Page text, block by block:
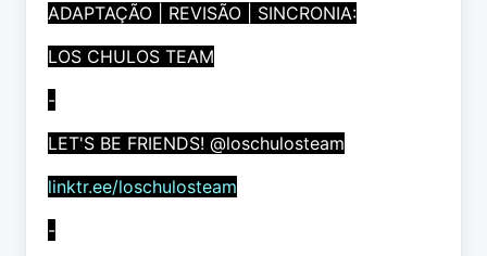
ADAPTAÇÃO | REVISÃO | SINCRONIA:
LOS CHULOS TEAM
-
LET'S BE FRIENDS! @loschulosteam
linktr.ee/loschulosteam
-